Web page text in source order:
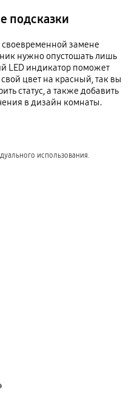
подсказки
своевременной замене
нужно опустошать лишь
LED индикатор поможет
цвет на красный, так вы
статус, а также добавить
в дизайн комнаты.
использования.